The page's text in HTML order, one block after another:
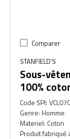
Comparer
STANFIELD'S
Sous-
100%
Code SPI:
Genre: Homme
Materiel: Coton
Produit fabriqué